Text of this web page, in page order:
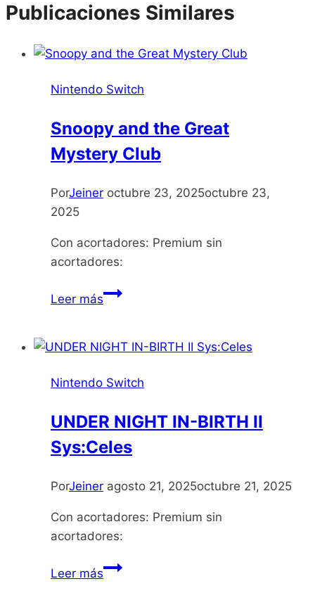
entrada:
Publicaciones Similares
Nintendo Switch
Snoopy and the Great
Mystery Club
PorJeiner octubre 23, 2025octubre 23,
2025
Con acortadores: Premium sin
acortadores:
Leer másSnoopy
Great
Club
Nintendo Switch
UNDER NIGHT IN-BIRTH II
Sys:Celes
PorJeiner agosto 21, 2025octubre 21, 2025
Con acortadores: Premium sin
acortadores:
Leer másUNDER